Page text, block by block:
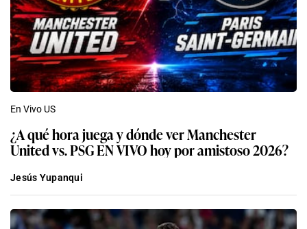
En Vivo US
¿A qué hora juega y dónde ver Manchester
United vs. PSG EN VIVO hoy por amistoso 2026?
Jesús Yupanqui